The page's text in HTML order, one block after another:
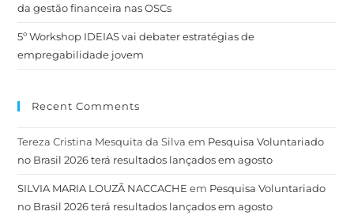
da gestão financeira nas OSCs
5º Workshop IDEIAS vai debater estratégias de
empregabilidade jovem
Recent Comments
Tereza Cristina Mesquita da Silva em Pesquisa Voluntariado
no Brasil 2026 terá resultados lançados em agosto
SILVIA MARIA LOUZÃ NACCACHE em Pesquisa Voluntariado
no Brasil 2026 terá resultados lançados em agosto